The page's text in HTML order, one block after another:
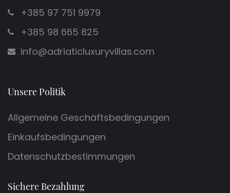
+385 97 751 9979
+385 98 665 825
info@adriaticluxuryvillas.com
Unsere Politik
Allgemeine Geschäftsbedingungen
Einkaufsbedingungen
Datenschutzbestimmungen
Sichere Bezahlung